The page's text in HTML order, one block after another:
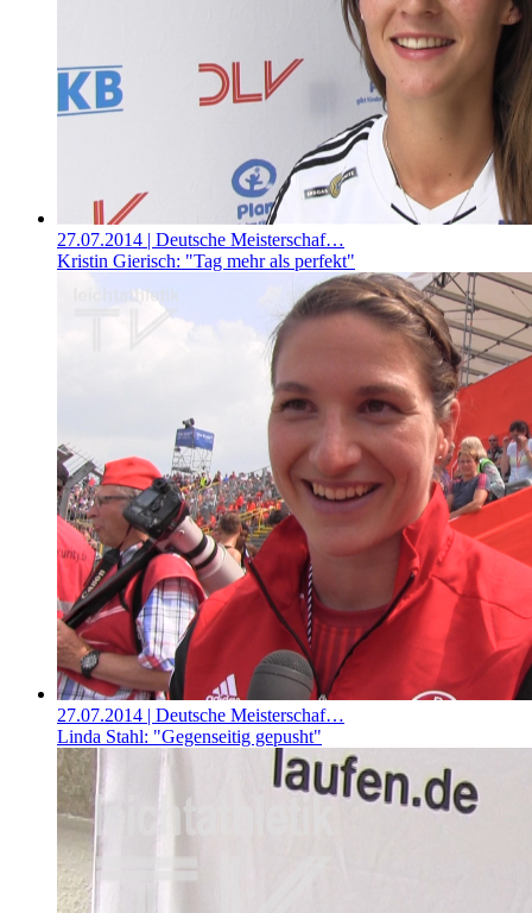
27.07.2014 | Deutsche Meisterschaf…
Kristin Gierisch: "Tag mehr als perfekt"
27.07.2014 | Deutsche Meisterschaf…
Linda Stahl: "Gegenseitig gepusht"